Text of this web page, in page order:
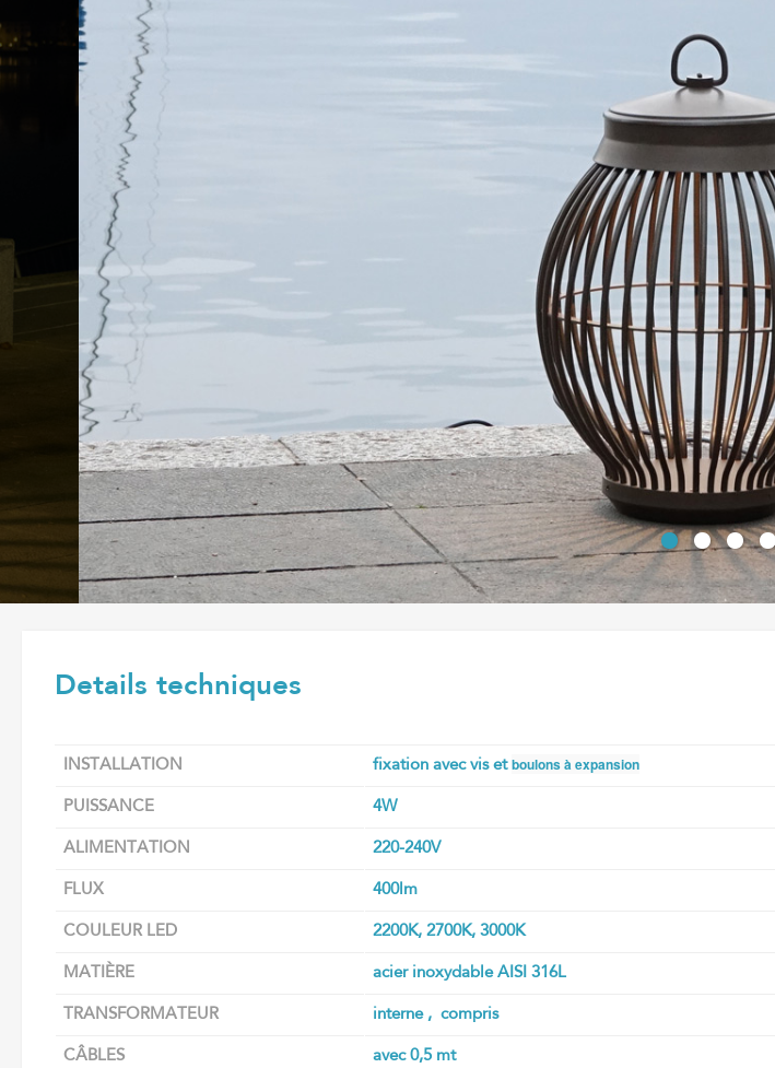
Details techniques
INSTALLATION fixation avec vis et boulons à expansion
PUISSANCE 4W
ALIMENTATION 220-240V
FLUX 400lm
COULEUR LED 2200K, 2700K, 3000K
MATIÈRE acier inoxydable AISI 316L
TRANSFORMATEUR interne , compris
CÂBLES avec 0,5 mt